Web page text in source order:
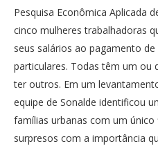
Pesquisa Econômica Aplicada
cinco mulheres trabalhadoras
seus salários ao pagamento
particulares. Todas têm um ou
ter outros. Em um
equipe de Sonalde identificou
famílias urbanas com um único
surpresos com a importância